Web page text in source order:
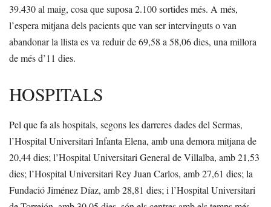
39.430 al maig, cosa que suposa 2.100 sortides més. A més,
l’espera mitjana dels pacients que van ser intervinguts o van
abandonar la llista es va reduir de 69,58 a 58,06 dies, una millora
de més d’11 dies.
HOSPITALS
Pel que fa als hospitals, segons les darreres dades del Sermas,
l’Hospital Universitari Infanta Elena, amb una demora mitjana de
20,44 dies; l’Hospital Universitari General de Villalba, amb 21,53
dies; l’Hospital Universitari Rey Juan Carlos, amb 27,61 dies; la
Fundació Jiménez Díaz, amb 28,81 dies; i l’Hospital Universitari